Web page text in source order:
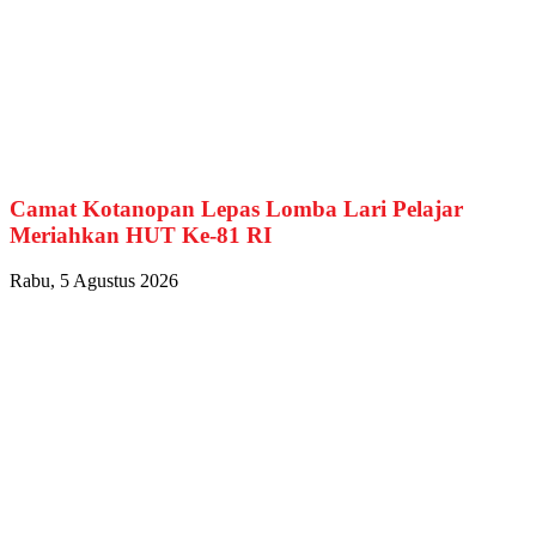
Camat Kotanopan Lepas Lomba Lari Pelajar
Meriahkan HUT Ke-81 RI
Rabu, 5 Agustus 2026